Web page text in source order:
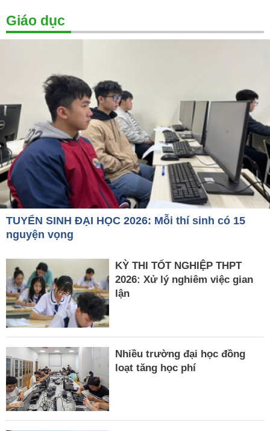
Giáo dục
TUYỂN SINH ĐẠI HỌC 2026: Mỗi thí sinh có 15
nguyện vọng
KỲ THI TỐT NGHIỆP THPT
2026: Xử lý nghiêm việc gian
lận
Nhiều trường đại học đồng
loạt tăng học phí